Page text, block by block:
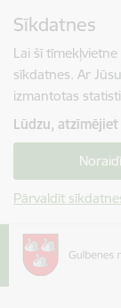
Sīkdatnes
Lai šī
sīkdatnes. Ar
izmantotas
Lūdzu,
Pārvaldīt